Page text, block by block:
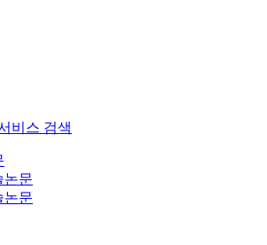
비스 검색
논문
논문